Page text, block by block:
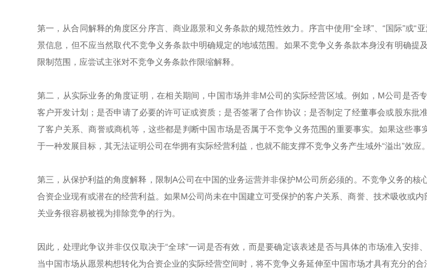
第一，从合同解释的角度区分序言、商业愿景和义务条款的规范性效力。序言中使用“全球”、“国际”或“
景信息，但不应当然取代不竞争义务条款中明确规定的地域范围。如果不竞争义务条款本身没有明确提
限制范围，应尝试主张对不竞争义务条款作限缩解释。
第二，从实际业务的角度证明，在相关期间，中国市场并非M公司的实际经营区域。例如，M公司是否
客户开发计划；是否申请了必要的许可证或资质；是否签署了合作协议；是否制定了经董事会或股东批
了客户关系、商誉或商机等，这些都是判断中国市场是否属于不竞争义务范围的重要事实。如果这些事
于一种发展目标，其无法证明公司在华拥有实际经营利益，也就不能支撑不竞争义务产生域外“溢出”效应。
第三，从保护利益的角度解释，限制A公司在中国的业务运营并非保护M公司所必须的。不竞争义务的核
合资企业现有或潜在的经营利益。如果M公司尚未在中国建立可受保护的客户关系、商誉、技术吸收或
关业务很容易被视为排除竞争的行为。
因此，处理此争议并非仅仅取决于“全球”一词是否有效，而是要确定该表述是否与具体的市场准入安排
当中国市场从愿景构想转化为合资企业的实际经营空间时，将不竞争义务延伸至中国市场才具有充分的合